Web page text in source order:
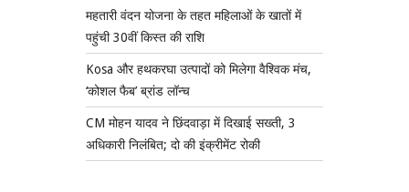
महतारी वंदन योजना के तहत महिलाओं के खातों में
पहुंची 30वीं किस्त की राशि
Kosa और हथकरघा उत्पादों को मिलेगा वैश्विक मंच,
‘कोशल फैब’ ब्रांड लॉन्च
CM मोहन यादव ने छिंदवाड़ा में दिखाई सख्ती, 3
अधिकारी निलंबित; दो की इंक्रीमेंट रोकी